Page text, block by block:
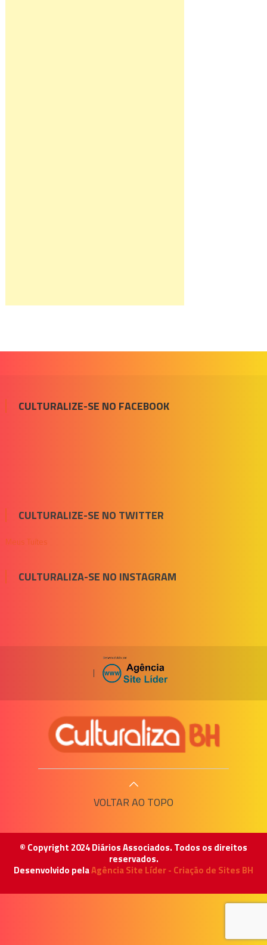
CULTURALIZE-SE NO FACEBOOK
CULTURALIZE-SE NO TWITTER
Meus Tuítes
CULTURALIZA-SE NO INSTAGRAM
|
VOLTAR AO TOPO
© Copyright 2024 Diários Associados. Todos os direitos
reservados.
Desenvolvido pelaAgência Site Líder - Criação de Sites BH